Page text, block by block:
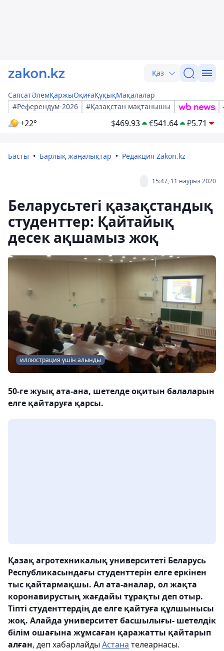
Қаз
СаясатӘлемҚаржыОқиғаҚұқықМақалалар
#Референдум-2026
#Қазақстан мақтанышы
+22° $469.93 €541.64 ₽5.71
Басты Барлық жаңалықтар Редакция Zakon.kz
15:47, 11 наурыз 2020
Беларусьтегі қазақстандық
студенттер: Қайтайық
десек ақшамыз жоқ
иллюстрация үшін алынды
50-ге жуық ата-ана, шетелде оқитын балаларын
елге қайтаруға қарсы.
Қазақ агротехникалық университеті Беларусь
Республикасындағы студенттерін елге еркінен
тыс қайтармақшы. Ал ата-аналар, ол жақта
коронавирустың жағдайы тұрақты деп отыр.
Тіпті студенттердің де елге қайтуға құлшынысы
жоқ. Алайда университет басшылығы- шетелдік
білім ошағына жұмсаған қаражатты қайтарып
алған, деп хабарлайды Астана телеарнасы.